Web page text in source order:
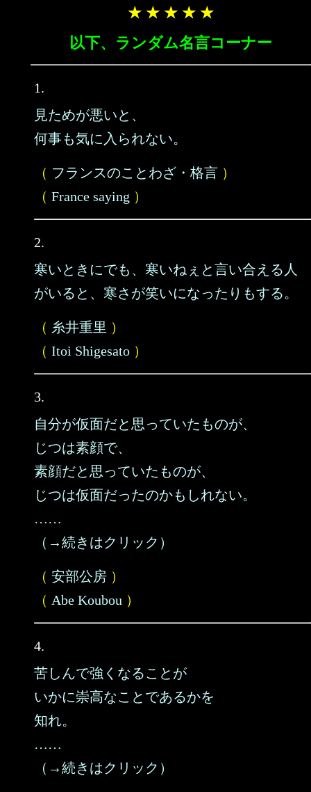
★ ★ ★ ★ ★
以下、ランダム名言コーナー
1.
見ためが悪いと、
何事も気に入られない。
（ フランスのことわざ・格言 ）
（ France saying ）
2.
寒いときにでも、寒いねぇと言い合える人
がいると、寒さが笑いになったりもする。
（ 糸井重里 ）
（ Itoi Shigesato ）
3.
自分が仮面だと思っていたものが、
じつは素顔で、
素顔だと思っていたものが、
じつは仮面だったのかもしれない。
……
（→続きはクリック）
（ 安部公房 ）
（ Abe Koubou ）
4.
苦しんで強くなることが
いかに崇高なことであるかを
知れ。
……
（→続きはクリック）